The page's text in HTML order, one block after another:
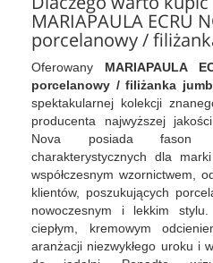
MARIAPAULA ECRU
porcelanowy /
Oferowany MARIAPAULA
porcelanowy / filiżanka
spektakularnej kolekcji
producenta najwyższej
Nova posiada fason
charakterystycznych dla
współczesnym wzornictwem,
klientów, poszukujących
nowoczesnym i lekkim
ciepłym, kremowym
aranżacji niezwykłego uroku i